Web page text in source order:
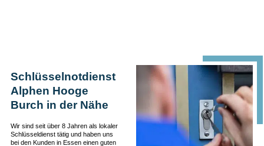
Schlüsselnotdienst
Alphen Hooge
Burch in der Nähe
Wir sind seit über 8 Jahren als lokaler
Schlüsseldienst tätig und haben uns
bei den Kunden in Essen einen guten